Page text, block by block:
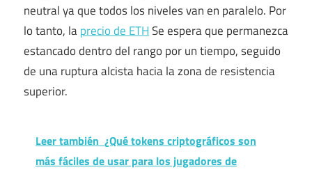
neutral ya que todos los niveles van en paralelo. Por
lo tanto, laprecio de ETHSe espera que permanezca
estancado dentro del rango por un tiempo, seguido
de una ruptura alcista hacia la zona de resistencia
superior.
Leer también ¿Qué tokens criptográficos son
más fáciles de usar para los jugadores de